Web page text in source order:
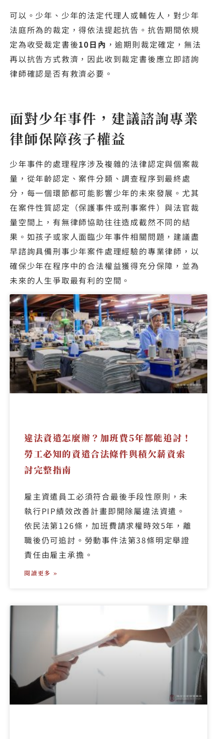
可以。少年、少年的法定代理人或輔佐人，對少年
法庭所為的裁定，得依法提起抗告。抗告期間依規
定為收受裁定書後10日內 ，逾期則裁定確定，無法
再以抗告方式救濟，因此收到裁定書後應立即諮詢
律師確認是否有救濟必要。
面對少年事件，建議諮詢專業
律師保障孩子權益
少年事件的處理程序涉及複雜的法律認定與個案裁
量，從年齡認定、案件分類、調查程序到最終處
分，每一個環節都可能影響少年的未來發展。尤其
在案件性質認定（保護事件或刑事案件）與法官裁
量空間上，有無律師協助往往造成截然不同的結
果。如孩子或家人面臨少年事件相關問題，建議盡
早諮詢具備刑事少年案件處理經驗的專業律師，以
確保少年在程序中的合法權益獲得充分保障，並為
未來的人生爭取最有利的空間。
違法資遣怎麼辦？加班費5年都能追討！
勞工必知的資遣合法條件與積欠薪資索
討完整指南
雇主資遣員工必須符合最後手段性原則，未
執行PIP績效改善計畫即開除屬違法資遣。
依民法第126條，加班費請求權時效5年，離
職後仍可追討。勞動事件法第38條明定舉證
責任由雇主承擔。
閱讀更多 »